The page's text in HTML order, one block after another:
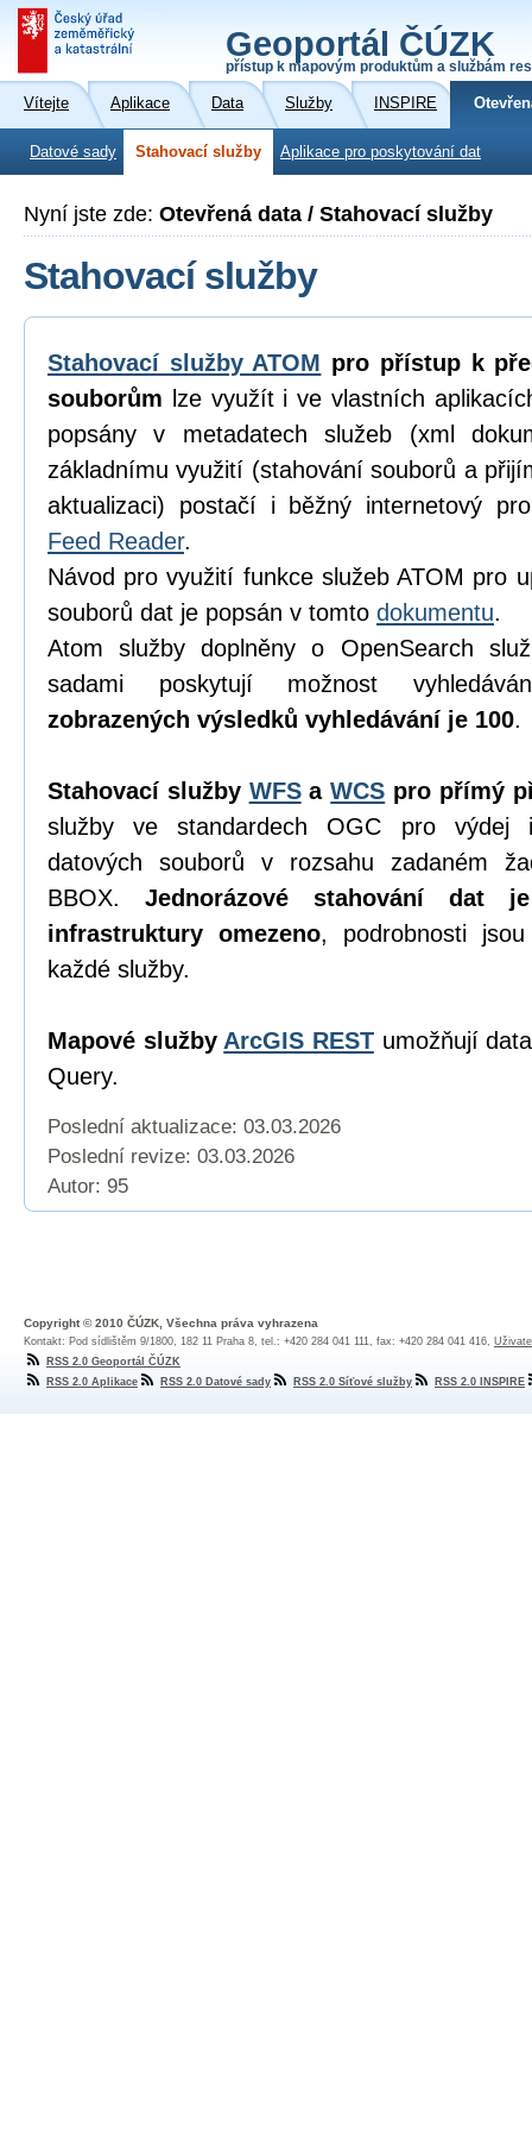
Geoportál ČÚZK
přístup k mapovým produktům a službám
Vítejte Aplikace Data Služby INSPIRE
Datové sady Stahovací služby Aplikace pro poskytování dat
Nyní jste zde: Otevřená data / Stahovací služby
Stahovací služby
Stahovací služby ATOM pro přístup k
souborům lze využít i ve vlastních
popsány v metadatech služeb (xml
základnímu využití (stahování souborů a
aktualizaci) postačí i běžný internetový
Feed Reader.
Návod pro využití funkce služeb ATOM pro
souborů dat je popsán v tomto dokumentu.
Atom služby doplněny o OpenSearch
sadami poskytují možnost
zobrazených výsledků vyhledávání je 100.
Stahovací služby WFSaWCS pro přímý
služby ve standardech OGC pro výdej
datových souborů v rozsahu zadaném
BBOX. Jednorázové stahování dat
infrastruktury omezeno, podrobnosti
každé služby.
Mapové služby ArcGIS RESTumožňují
Query.
Poslední aktualizace: 03.03.2026
Poslední revize: 03.03.2026
Autor: 95
Copyright © 2010 ČÚZK, Všechna práva vyhrazena
Kontakt: Pod sídlištěm 9/1800, 182 11 Praha 8, tel.: +420 284 041 111, fax: +420 284 041 416,
RSS 2.0 Geoportál ČÚZK
RSS 2.0 Aplikace
RSS 2.0 Datové sady RSS 2.0 Síťové služby RSS 2.0 INSPIRE